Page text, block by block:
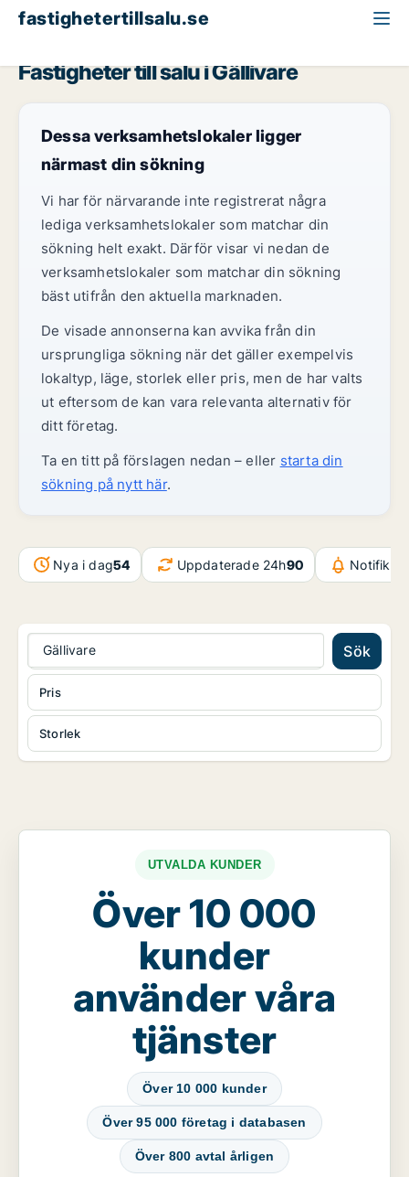
fastighetertillsalu.se
Fastigheter till salu i Gällivare
Dessa verksamhetslokaler ligger
närmast din sökning
Vi har för närvarande inte registrerat några
lediga verksamhetslokaler som matchar din
sökning helt exakt. Därför visar vi nedan de
verksamhetslokaler som matchar din sökning
bäst utifrån den aktuella marknaden.
De visade annonserna kan avvika från din
ursprungliga sökning när det gäller exempelvis
lokaltyp, läge, storlek eller pris, men de har valts
ut eftersom de kan vara relevanta alternativ för
ditt företag.
Ta en titt på förslagen nedan – eller starta din
sökning på nytt här.
Nya i dag54 Uppdaterade 24h90
Gällivare Sök
Storlek
Pris
UTVALDA KUNDER
Över 10 000
kunder
använder våra
tjänster
Över 10 000 kunder
Över 95 000 företag i databasen
Över 800 avtal årligen